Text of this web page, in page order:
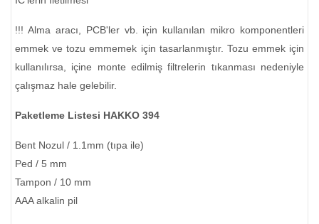
!!! Alma aracı, PCB'ler vb. için kullanılan mikro komponentleri
emmek ve tozu emmemek için tasarlanmıştır. Tozu emmek için
kullanılırsa, içine monte edilmiş filtrelerin tıkanması nedeniyle
çalışmaz hale gelebilir.
Paketleme Listesi HAKKO 394
Bent Nozul / 1.1mm (tıpa ile)
Ped / 5 mm
Tampon / 10 mm
AAA alkalin pil